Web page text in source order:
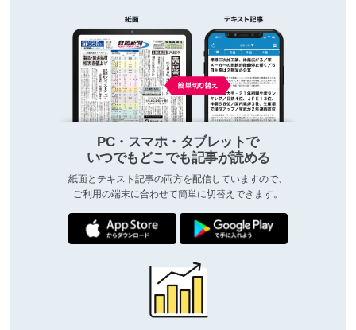
PC・スマホ・タブレットで
いつでもどこでも記事が読める
紙面とテキスト記事の両方を配信していますので、
ご利用の端末に合わせて簡単に切替えできます。